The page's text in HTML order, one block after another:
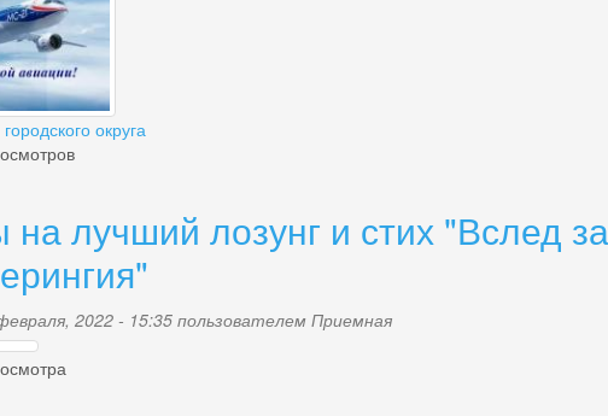
округа
на лучший лозунг и стих "Вслед
2022 - 15:35 пользователем Приемная